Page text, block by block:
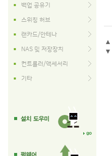
■ 백업 공유기
■ 스위칭 허브
■ 랜카드/안테나
■ NAS 및 저장장치
■ 컨트롤러/액세서리
■ 기타
▲
▼